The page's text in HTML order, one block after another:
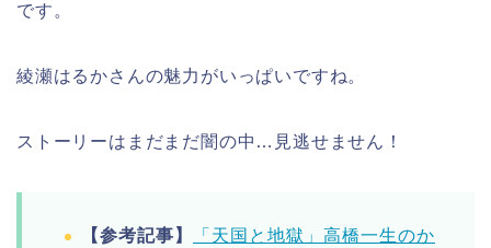
です。
綾瀬はるかさんの魅力がいっぱいですね。
ストーリーはまだまだ闇の中…見逃せません！
【参考記事】
「天国と地獄」高橋一生のか